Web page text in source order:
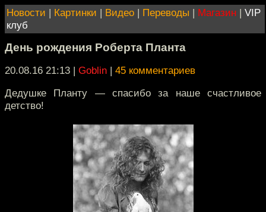
Новости | Картинки | Видео | Переводы | Магазин | VIP
клуб
День рождения Роберта Планта
20.08.16 21:13 | Goblin | 45 комментариев
Дедушке Планту — спасибо за наше счастливое
детство!